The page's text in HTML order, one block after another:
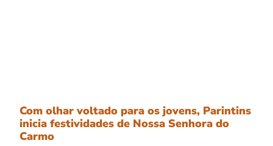
Com olhar voltado para os jovens, Parintins
inicia festividades de Nossa Senhora do
Carmo